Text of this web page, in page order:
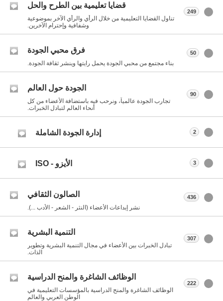
قضايا تعليمية بين الطرح والحل
تناول القضايا التعليمية من خلال الرأي والرأي الآخر بموضوعية
وشفافية وإحترام الآخرين.
249
فرق محبي الجودة
بناء مجتمع من محبي الجودة يحمل رايتها وينشر ثقافة الجودة.
50
الجودة حول العالم
تجارب الجودة عالمياً، ونرحب فيه باستضافة الأعضاء من كل
أنحاء العالم لتبادل الخبرات.
90
إدارة الجودة الشاملة 2
الأيزو - ISO 3
الصالون الثقافي
نشر إبداعات الأعضاء (النثر - الشعر - الأدب ...).
436
التنمية البشرية
تبادل الخبرات بين الأعضاء في مجال التنمية البشرية وتطوير
الذات.
307
الوظائف الشاغرة والمنح الدراسية
الوظائف الشاغرة والمنح الدراسية بالمؤسسات التعليمية في
الوطن العربي والعالم
222